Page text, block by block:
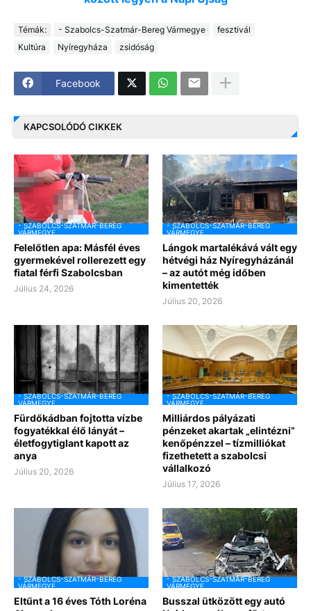
Témák: - Szabolcs-Szatmár-Bereg Vármegye
fesztivál
Kultúra
Nyíregyháza zsidóság
Facebook
KAPCSOLÓDÓ CIKKEK
- SZABOLCS-SZATMÁR-BEREG
VÁRMEGYE
Felelőtlen apa: Másfél éves
gyermekével rollerezett egy
fiatal férfi Szabolcsban
Július 24, 2026
- SZABOLCS-SZATMÁR-BEREG
VÁRMEGYE
Lángok martalékává vált egy
hétvégi ház Nyíregyházánál
– az autót még időben
kimentették
Július 20, 2026
- SZABOLCS-SZATMÁR-BEREG
VÁRMEGYE
Fürdőkádban fojtotta vízbe
fogyatékkal élő lányát –
életfogytiglant kapott az
anya
Július 20, 2026
- SZABOLCS-SZATMÁR-BEREG
VÁRMEGYE
Milliárdos pályázati
pénzeket akartak „elintézni”
kenőpénzzel – tízmilliókat
fizethetett a szabolcsi
vállalkozó
Július 17, 2026
- SZABOLCS-SZATMÁR-BEREG
VÁRMEGYE
Eltűnt a 16 éves Tóth Loréna
- SZABOLCS-SZATMÁR-BEREG
VÁRMEGYE
Busszal ütközött egy autó